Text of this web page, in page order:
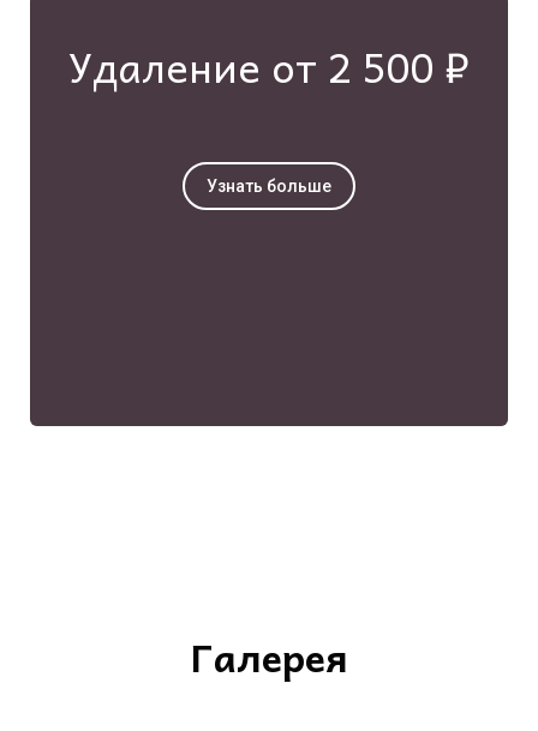
Удаление от 2 500 ₽
Узнать больше
Галерея